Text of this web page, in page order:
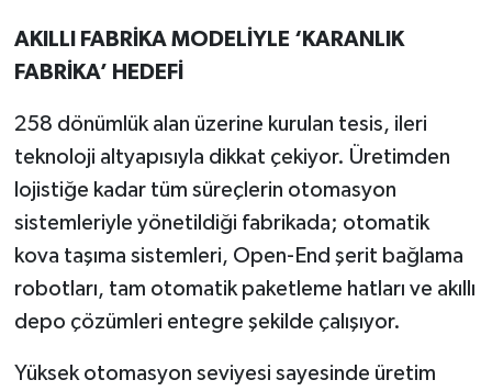
AKILLI FABRİKA MODELİYLE ‘KARANLIK
FABRİKA’ HEDEFİ
258 dönümlük alan üzerine kurulan tesis, ileri
teknoloji altyapısıyla dikkat çekiyor. Üretimden
lojistiğe kadar tüm süreçlerin otomasyon
sistemleriyle yönetildiği fabrikada; otomatik
kova taşıma sistemleri, Open-End şerit bağlama
robotları, tam otomatik paketleme hatları ve akıllı
depo çözümleri entegre şekilde çalışıyor.
Yüksek otomasyon seviyesi sayesinde üretim